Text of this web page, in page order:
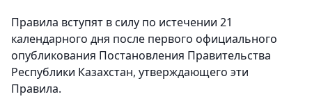
Правила вступят в силу по истечении 21
календарного дня после первого официального
опубликования Постановления Правительства
Республики Казахстан, утверждающего эти
Правила.